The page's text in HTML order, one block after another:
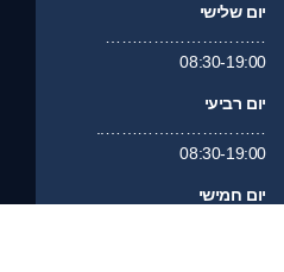
יום שלישי
08:30-19:00
יום רביעי
08:30-19:00
יום חמישי